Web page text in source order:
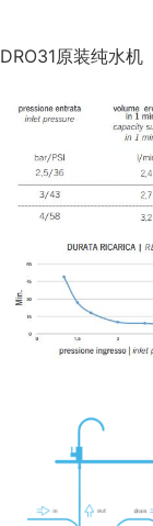
DRO31原装纯水机